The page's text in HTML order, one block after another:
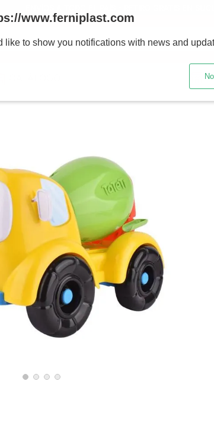
www.ferniplast.com
like to show you notifications with news and